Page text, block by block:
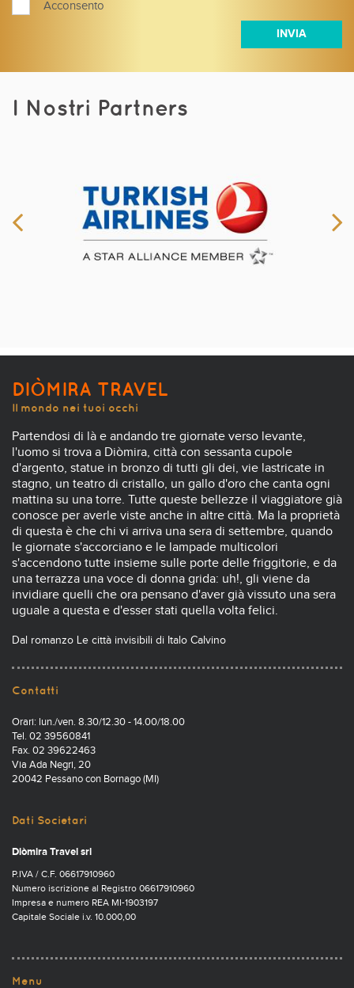
Acconsento
I Nostri Partners
DIÒMIRA TRAVEL
Il mondo nei tuoi occhi
Partendosi di là e andando tre giornate verso levante,
l'uomo si trova a Diòmira, città con sessanta cupole
d'argento, statue in bronzo di tutti gli dei, vie lastricate in
stagno, un teatro di cristallo, un gallo d'oro che canta ogni
mattina su una torre. Tutte queste bellezze il viaggiatore già
conosce per averle viste anche in altre città. Ma la proprietà
di questa è che chi vi arriva una sera di settembre, quando
le giornate s'accorciano e le lampade multicolori
s'accendono tutte insieme sulle porte delle friggitorie, e da
una terrazza una voce di donna grida: uh!, gli viene da
invidiare quelli che ora pensano d'aver già vissuto una sera
uguale a questa e d'esser stati quella volta felici.
Dal romanzo Le città invisibili di Italo Calvino
Contatti
Orari: lun./ven. 8.30/12.30 - 14.00/18.00
Tel. 02 39560841
Fax. 02 39622463
Via Ada Negri, 20
20042 Pessano con Bornago (MI)
Dati Societari
Diòmira Travel srl
P.IVA / C.F. 06617910960
Numero iscrizione al Registro 06617910960
Impresa e numero REA MI-1903197
Capitale Sociale i.v. 10.000,00
Menu